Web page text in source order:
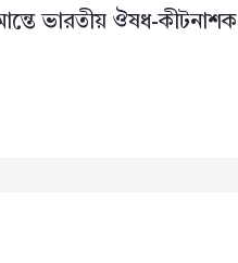
ভারতীয় ঔষধ-কীটনাশক